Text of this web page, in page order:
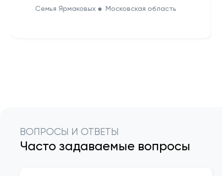
Семья Ярмаковых Московская область
ВОПРОСЫ И ОТВЕТЫ
Часто задаваемые вопросы